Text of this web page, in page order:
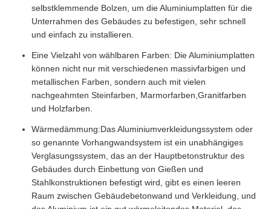
selbstklemmende Bolzen, um die Aluminiumplatten für die
Unterrahmen des Gebäudes zu befestigen, sehr schnell
und einfach zu installieren.
Eine Vielzahl von wählbaren Farben: Die Aluminiumplatten
können nicht nur mit verschiedenen massivfarbigen und
metallischen Farben, sondern auch mit vielen
nachgeahmten Steinfarben, Marmorfarben,Granitfarben
und Holzfarben.
Wärmedämmung:Das Aluminiumverkleidungssystem oder
so genannte Vorhangwandsystem ist ein unabhängiges
Verglasungssystem, das an der Hauptbetonstruktur des
Gebäudes durch Einbettung von Gießen und
Stahlkonstruktionen befestigt wird, gibt es einen leeren
Raum zwischen Gebäudebetonwand und Verkleidung, und